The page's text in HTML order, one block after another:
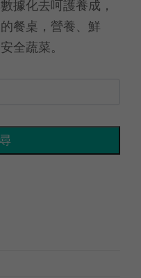
據化去呵護養成，
餐桌，營養、鮮
全蔬菜。